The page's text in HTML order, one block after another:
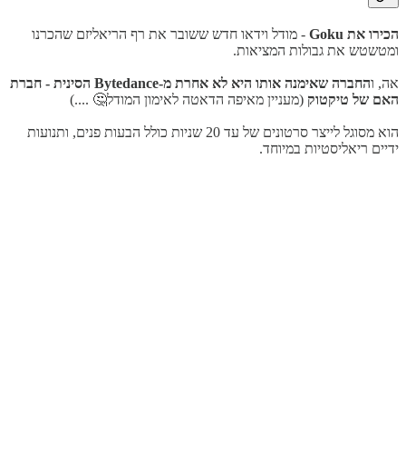
הכירו את Goku
- מודל וידאו חדש ששובר את רף הריאליזם שהכרנו
ומטשטש את גבולות המציאות.
אה, ו
החברה שאימנה אותו היא לא אחרת מ-Bytedance הסינית - חברת
האם של טיקטוק (מעניין מאיפה הדאטה לאימון המודל🤔 ....)
הוא מסוגל לייצר סרטונים של עד 20 שניות כולל הבעות פנים, ותנועות
ידיים ריאליסטיות במיוחד.